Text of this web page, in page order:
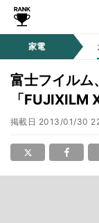
家電
富士フイルム
「
掲載日 2013/01/30